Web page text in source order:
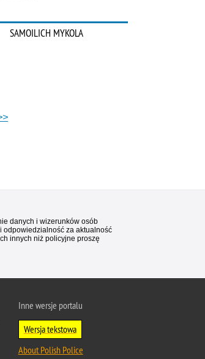
SAMOILICH MYKOLA
danych i wizerunków osób
odpowiedzialność za aktualność
innych niż policyjne proszę
Inne wersje portalu
Wersja tekstowa
About Polish Police